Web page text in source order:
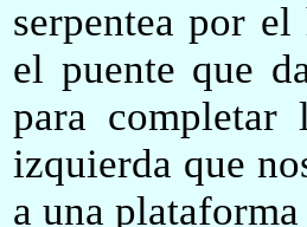
serpentea por
el puente que
para
izquierda que
a una